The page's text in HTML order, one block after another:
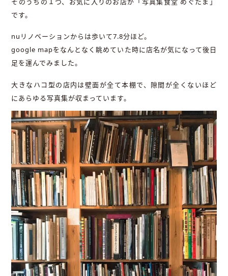
です。
nuリノベーションからは歩いて7.8分ほど。
google mapをなんとなく眺めていた時に店名が気になって後日
足を運んでみました。
大きなハコ型の店内は壁面が全て本棚で、隙間が全くないほど
にあらゆる写真集が収まっています。